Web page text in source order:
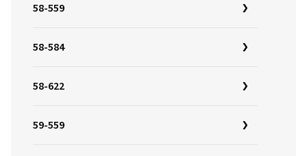
58-559
58-584
58-622
59-559